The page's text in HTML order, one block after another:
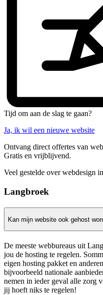
Tijd om aan de slag te gaan?
Ja, ik wil een nieuwe website
Ontvang direct offertes van
Gratis en vrijblijvend.
Veel gestelde over webdesign in
Langbroek
Kan mijn website ook gehost
De meeste webbureaus uit
jou de hosting te regelen.
eigen hosting pakket en
bijvoorbeeld nationale
nemen in ieder geval alle zorg
jij hoeft niks te regelen!